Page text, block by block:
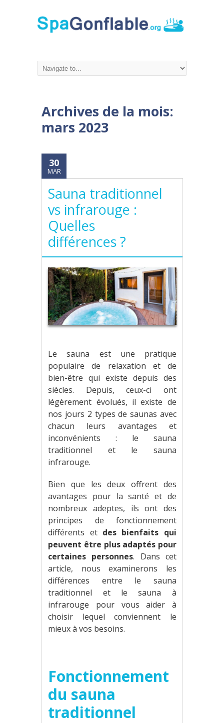
Archives de la mois:
mars 2023
30
MAR
Sauna traditionnel
vs infrarouge :
Quelles
différences ?
Le sauna est une pratique
populaire de relaxation et de
bien-être qui existe depuis des
siècles. Depuis, ceux-ci ont
légèrement évolués, il existe de
nos jours 2 types de saunas avec
chacun leurs avantages et
inconvénients : le sauna
traditionnel et le sauna
infrarouge.
Bien que les deux offrent des
avantages pour la santé et de
nombreux adeptes, ils ont des
principes de fonctionnement
différents et des bienfaits qui
peuvent être plus adaptés pour
certaines personnes. Dans cet
article, nous examinerons les
différences entre le sauna
traditionnel et le sauna à
infrarouge pour vous aider à
choisir lequel conviennent le
mieux à vos besoins.
Fonctionnement
du sauna
traditionnel